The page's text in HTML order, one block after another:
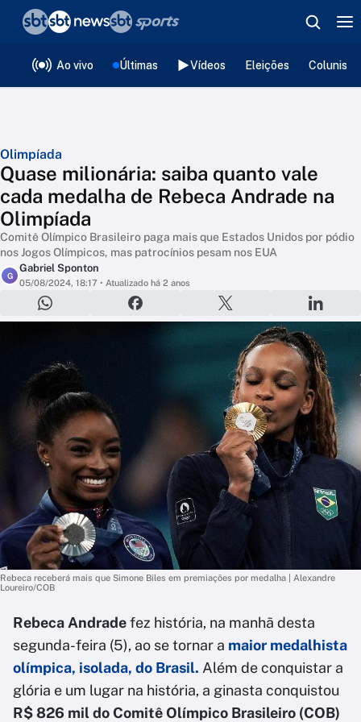
Ao vivo Últimas Vídeos Eleições
Olimpíada
Quase milionária: saiba quanto vale
cada medalha de Rebeca Andrade na
Olimpíada
Comitê Olímpico Brasileiro paga mais que Estados Unidos por pódio
nos Jogos Olímpicos, mas patrocínios pesam nos EUA
G
Gabriel Sponton
05/08/2024, 18:17 • Atualizado há 2 anos
Rebeca receberá mais que Simone Biles em premiações por medalha | Alexandre
Loureiro/COB
Rebeca Andradefez história, na manhã desta
segunda-feira (5), ao se tornar a maior medalhista
olímpica, isolada, do Brasil. Além de conquistar a
glória e um lugar na história, a ginasta conquistou
R$ 826 mil do Comitê Olímpico Brasileiro (COB)
❮voltar
Editorias